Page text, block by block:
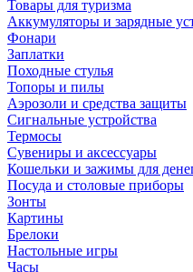
Товары для туризма
Аккумуляторы и зарядные
Фонари
Заплатки
Походные стулья
Топоры и пилы
Аэрозоли и средства защиты
Сигнальные устройства
Термосы
Сувениры и аксессуары
Кошельки и зажимы для
Посуда и столовые приборы
Зонты
Картины
Брелоки
Настольные игры
Часы